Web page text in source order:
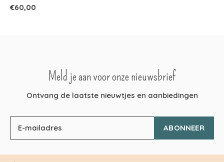
€60,00
Meld je aan voor onze nieuwsbrief
Ontvang de laatste nieuwtjes en aanbiedingen
ABONNEER